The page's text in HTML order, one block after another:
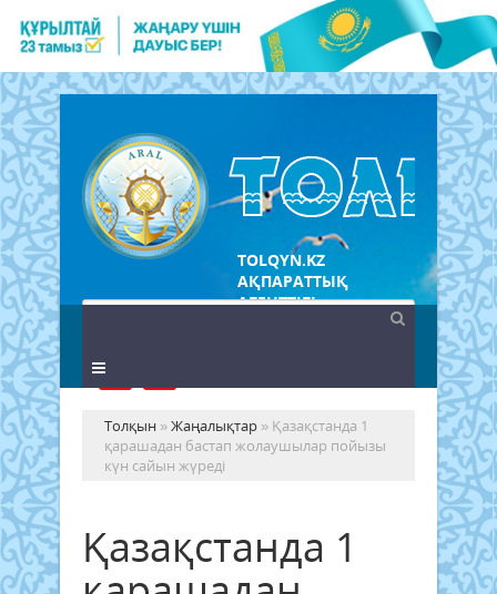
TOLQYN.KZ
АҚПАРАТТЫҚ
АГЕНТТІГІ
Толқын »Жаңалықтар » Қазақстанда 1
қарашадан бастап жолаушылар пойызы
күн сайын жүреді
Қазақстанда 1